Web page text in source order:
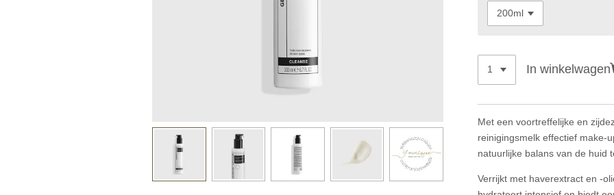
In winkelwagen
Met een voortreffelijke en
reinigingsmelk effectief make-
natuurlijke balans van de huid
Verrijkt met haverextract en -